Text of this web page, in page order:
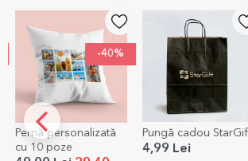
Pungă cadou StarGift
4,99 Lei
Suport oală fierbinte
personalizat cu poză